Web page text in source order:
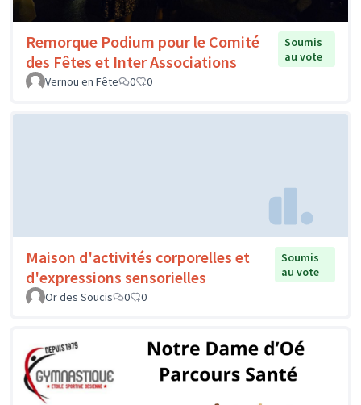
Remorque Podium pour le Comité
des Fêtes et Inter Associations
Soumis
au vote
Vernou en Fête
0 0
Maison d'activités corporelles et
d'expressions sensorielles
Soumis
au vote
Or des Soucis
0 0